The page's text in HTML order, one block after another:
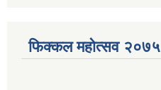
फिक्कल महोत्सव